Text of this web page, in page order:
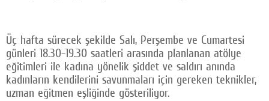
A24 SOSYAL MEDYA
Facebook
Twitter
Üç hafta sürecek şekilde Salı, Perşembe ve Cumartesi
günleri 18.30-19.30 saatleri arasında planlanan atölye
eğitimleri ile kadına yönelik şiddet ve saldırı anında
kadınların kendilerini savunmaları için gereken teknikler,
uzman eğitmen eşliğinde gösteriliyor.